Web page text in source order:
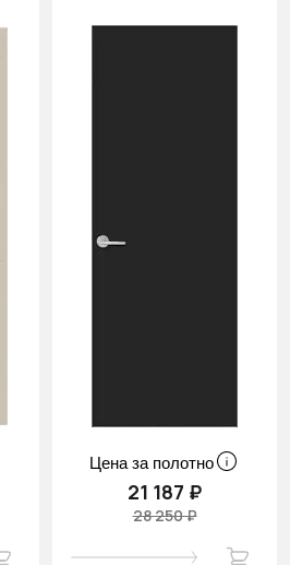
Цена за полотно
21 187 ₽
28 250 ₽